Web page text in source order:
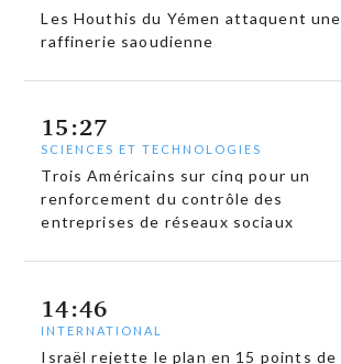
Les Houthis du Yémen attaquent une
raffinerie saoudienne
15:27
SCIENCES ET TECHNOLOGIES
Trois Américains sur cinq pour un
renforcement du contrôle des
entreprises de réseaux sociaux
14:46
INTERNATIONAL
Israël rejette le plan en 15 points de